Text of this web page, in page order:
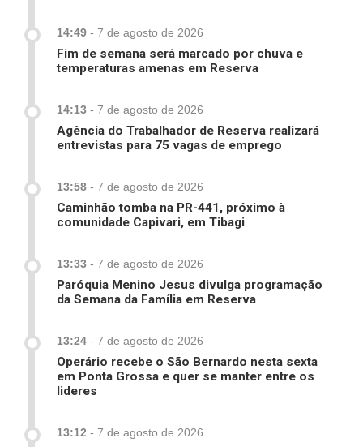
14:49 - 7 de agosto de 2026
Fim de semana será marcado por chuva e
temperaturas amenas em Reserva
14:13 - 7 de agosto de 2026
Agência do Trabalhador de Reserva realizará
entrevistas para 75 vagas de emprego
13:58 - 7 de agosto de 2026
Caminhão tomba na PR-441, próximo à
comunidade Capivari, em Tibagi
13:33 - 7 de agosto de 2026
Paróquia Menino Jesus divulga programação
da Semana da Família em Reserva
13:24 - 7 de agosto de 2026
Operário recebe o São Bernardo nesta sexta
em Ponta Grossa e quer se manter entre os
lideres
13:12 - 7 de agosto de 2026